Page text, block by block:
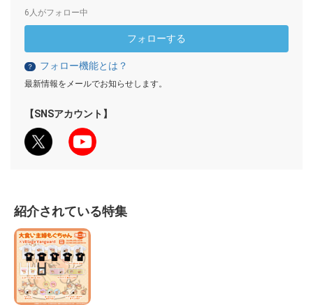
6人がフォロー中
フォローする
？ フォロー機能とは？
最新情報をメールでお知らせします。
【SNSアカウント】
紹介されている特集